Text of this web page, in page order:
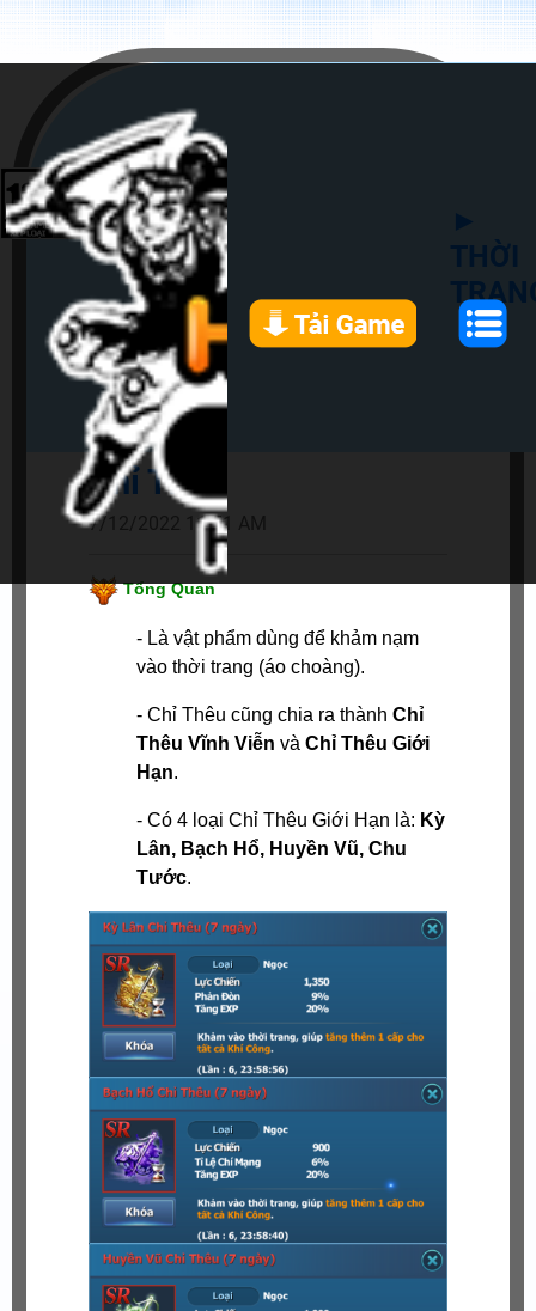
►
THỜI
Chỉ Thêu
7/12/2022 11:51 AM
Tổng Quan
- Là vật phẩm dùng để khảm nạm
vào thời trang (áo choàng).
- Chỉ Thêu cũng chia ra thành Chỉ
Thêu Vĩnh Viễn và Chỉ Thêu Giới
Hạn.
- Có 4 loại Chỉ Thêu Giới Hạn là: Kỳ
Lân, Bạch Hổ, Huyền Vũ, Chu
Tước.